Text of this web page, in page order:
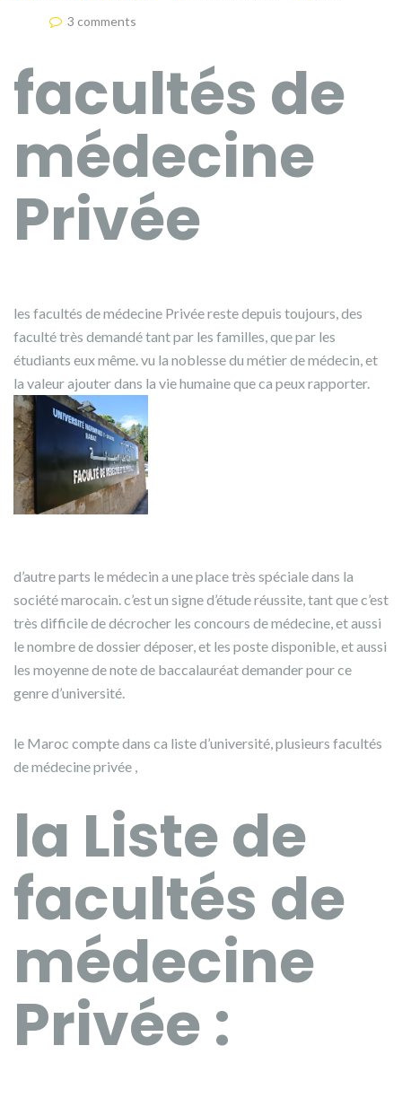
3 comments
facultés de
médecine
Privée
les facultés de médecine Privée reste depuis toujours, des
faculté très demandé tant par les familles, que par les
étudiants eux même. vu la noblesse du métier de médecin, et
la valeur ajouter dans la vie humaine que ca peux rapporter.
d’autre parts le médecin a une place très spéciale dans la
société marocain. c’est un signe d’étude réussite, tant que c’est
très difficile de décrocher les concours de médecine, et aussi
le nombre de dossier déposer, et les poste disponible, et aussi
les moyenne de note de baccalauréat demander pour ce
genre d’université.
le Maroc compte dans ca liste d’université, plusieurs facultés
de médecine privée ,
la Liste de
facultés de
médecine
Privée :